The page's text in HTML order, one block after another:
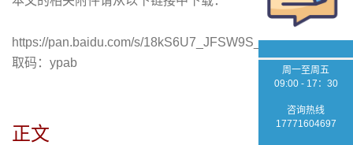
https://pan.baidu.com/s/18kS6U7_JFSW9S_lOFOuoQQ提
取码：ypab
正文
周一至周五
09:00 - 17：30
咨询热线
17771604697